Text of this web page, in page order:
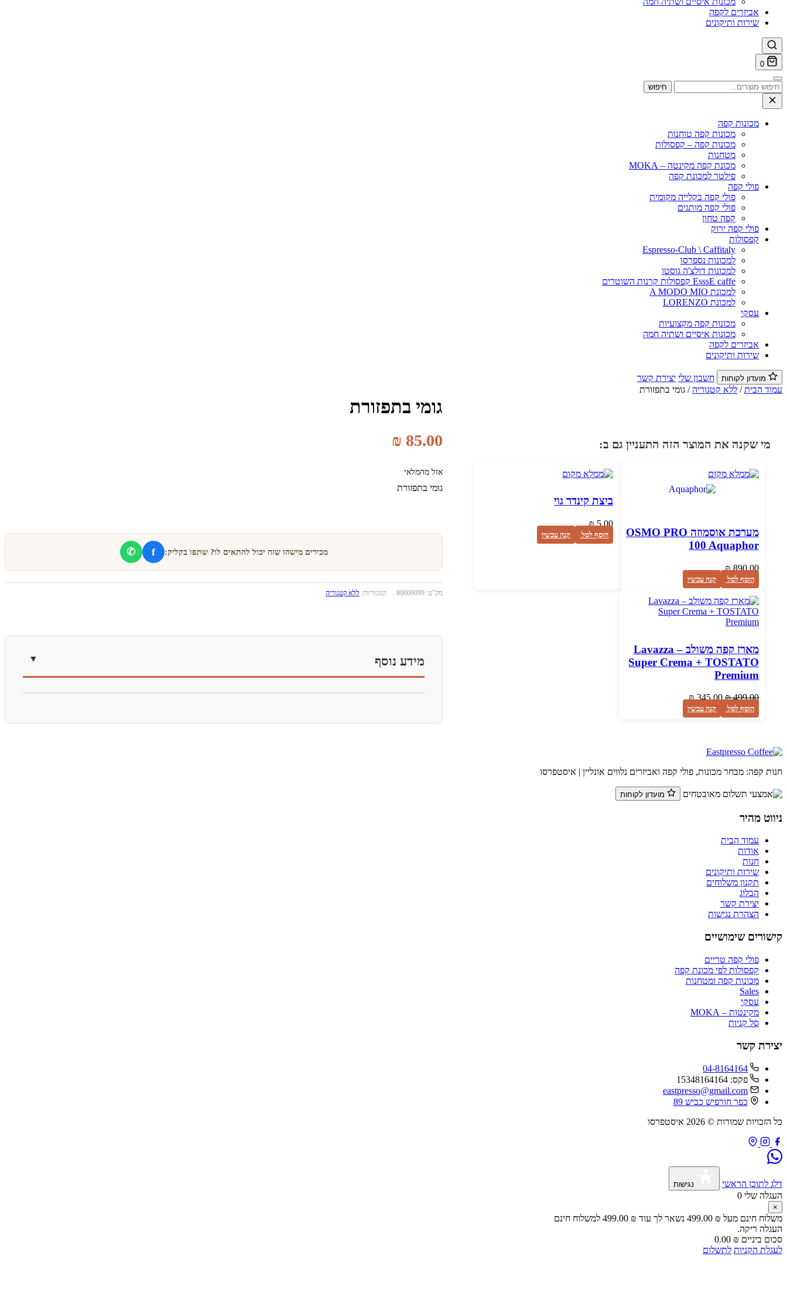
אביזרים לקפה
שירות ותיקונים
0
חיפוש
עבור:
חיפוש
מכונות קפה
מכונות קפה טוחנות
מכונות קפה – קפסולות
מטחנות
מכונת קפה מקינטה – MOKA
פילטר למכונת קפה
פולי קפה
פולי קפה בקלייה מקומית
פולי קפה מותגים
קפה טחון
פולי קפה ירוק
קפסולות
Espresso-Club \ Caffitaly
למכונות נספרסו
למכונות דולצ'ה גוסטו
EsssE caffe קפסולות קרנות השוטרים
למכונת A MODO MIO
למכונת LORENZO
עסקי
מכונות קפה מקצועיות
מכונות איסיים ושתיה חמה
אביזרים לקפה
שירות ותיקונים
חשבון שלי יצירת קשר
עמוד הבית/ ללא קטגוריה/ גומי בתפזורת
מי שקנה את המוצר הזה התעניין גם ב:
מערכת אוסמוזה OSMO PRO
100 Aquaphor
₪890.00
הוסף לסל קנה עכשיו
ביצת קינדר גוי
₪5.00
הוסף לסל קנה עכשיו
מארז קפה משולב – Lavazza
Super Crema + TOSTATO
Premium
₪499.00
₪345.00
הוסף לסל קנה עכשיו
גומי בתפזורת
₪ 85.00
אזל מהמלאי
גומי בתפזורת
מכירים מישהו שזה יכול להתאים לו? שתפו בקליק: f
✆
מק"ט: 80009099 קטגוריות: ללא קטגוריה
מידע נוסף
חנות קפה: מבחר מכונות, פולי קפה ואביזרים נלווים אונליין | איסטפרסו
ניווט מהיר
עמוד הבית
אודות
חנות
שירות ותיקונים
תקנון משלוחים
הבלוג
יצירת קשר
הצהרת נגישות
קישורים שימושיים
פולי קפה טריים
קפסולות לפי מכונת קפה
מכונות קפה ומטחנות
Sales
עסקי
מקינטות – MOKA
סל קניות
יצירת קשר
04-8164164
פקס: 15348164164
eastpresso@gmail.com
כפר חורפיש כביש 89
כל הזכויות שמורות © 2026 איסטפרסו
דלג לתוכן הראשי נגישות
העגלה שלי 0
×
משלוח חינם מעל ₪ נשאר לך עוד ₪
למשלוח חינם
העגלה ריקה.
סכום ביניים ₪
לעגלת הקניות לתשלום